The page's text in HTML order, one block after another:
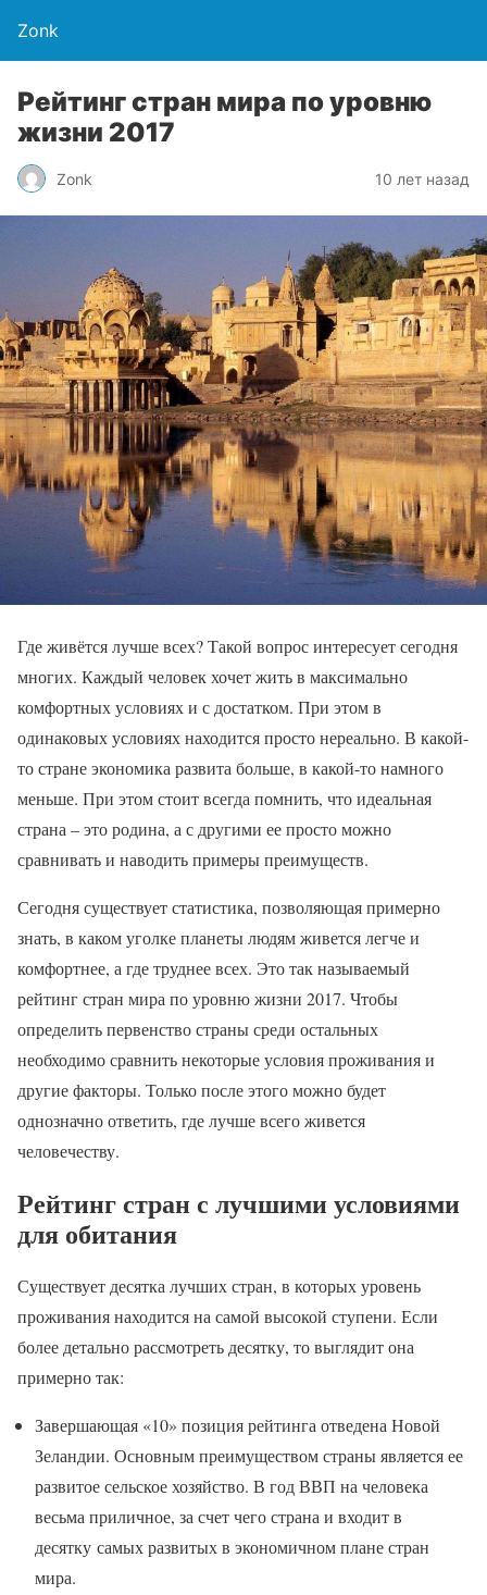
Zonk
Рейтинг стран мира по уровню
жизни 2017
Zonk 10 лет назад
Где живётся лучше всех? Такой вопрос интересует сегодня
многих. Каждый человек хочет жить в максимально
комфортных условиях и с достатком. При этом в
одинаковых условиях находится просто нереально. В какой-
то стране экономика развита больше, в какой-то намного
меньше. При этом стоит всегда помнить, что идеальная
страна – это родина, а с другими ее просто можно
сравнивать и наводить примеры преимуществ.
Сегодня существует статистика, позволяющая примерно
знать, в каком уголке планеты людям живется легче и
комфортнее, а где труднее всех. Это так называемый
рейтинг стран мира по уровню жизни 2017. Чтобы
определить первенство страны среди остальных
необходимо сравнить некоторые условия проживания и
другие факторы. Только после этого можно будет
однозначно ответить, где лучше всего живется
человечеству.
Рейтинг стран с лучшими условиями
для обитания
Существует десятка лучших стран, в которых уровень
проживания находится на самой высокой ступени. Если
более детально рассмотреть десятку, то выглядит она
примерно так:
Завершающая «10» позиция рейтинга отведена Новой
Зеландии. Основным преимуществом страны является ее
развитое сельское хозяйство. В год ВВП на человека
весьма приличное, за счет чего страна и входит в
десятку самых развитых в экономичном плане стран
мира.